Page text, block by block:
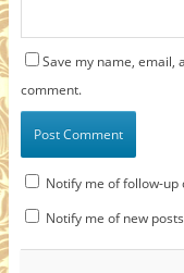
Save my name, email,
comment.
Notify me of follow-
Notify me of new